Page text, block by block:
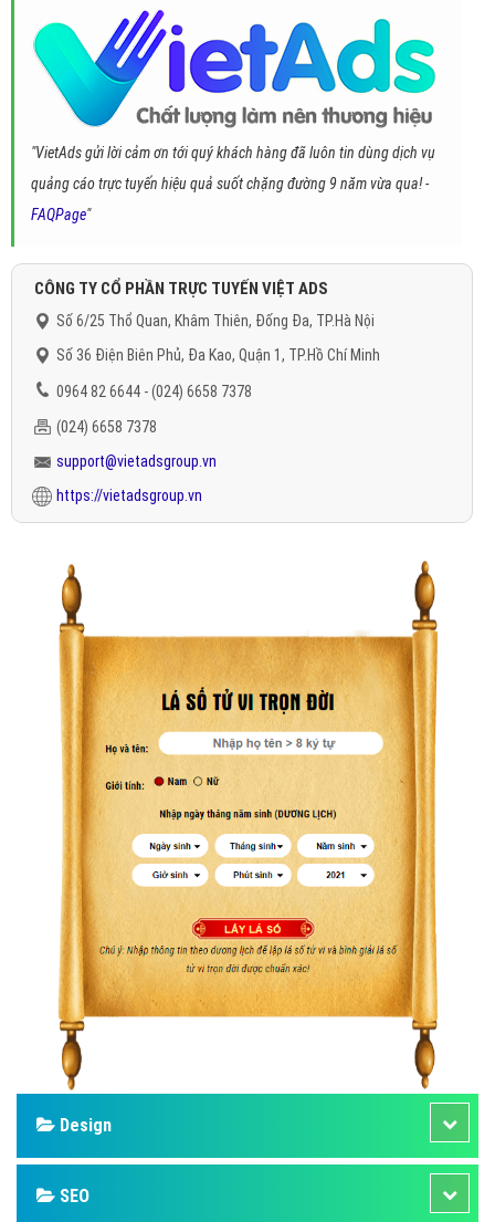
"VietAds gửi lời cảm ơn tới quý khách hàng đã luôn tin dùng dịch vụ
quảng cáo trực tuyến hiệu quả suốt chặng đường 9 năm vừa qua! -
FAQPage"
CÔNG TY CỔ PHẦN TRỰC TUYẾN VIỆT ADS
Số 6/25 Thổ Quan, Khâm Thiên, Đống Đa, TP.Hà Nội
Số 36 Điện Biên Phủ, Đa Kao, Quận 1, TP.Hồ Chí Minh
0964 82 6644 - (024) 6658 7378
(024) 6658 7378
support@vietadsgroup.vn
https://vietadsgroup.vn
Design
SEO